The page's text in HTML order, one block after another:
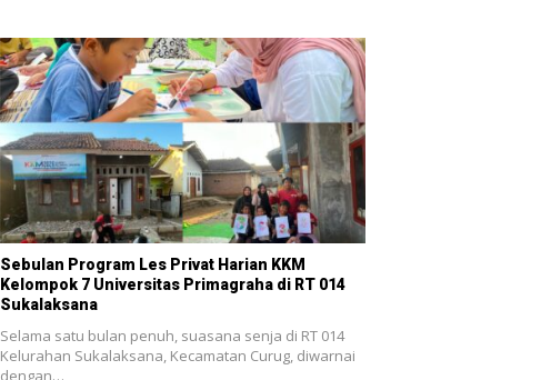
Sebulan Program Les Privat Harian KKM
Kelompok 7 Universitas Primagraha di RT 014
Sukalaksana
Selama satu bulan penuh, suasana senja di RT 014
Kelurahan Sukalaksana, Kecamatan Curug, diwarnai
dengan…